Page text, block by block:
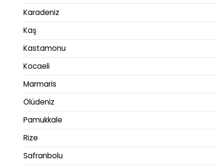
Karadeniz
Kaş
Kastamonu
Kocaeli
Marmaris
Ölüdeniz
Pamukkale
Rize
Safranbolu